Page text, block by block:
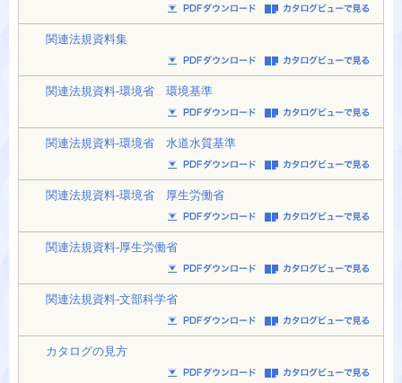
関連法規資料集
関連法規資料-環境省 環境基準
関連法規資料-環境省 水道水質基準
関連法規資料-環境省 厚生労働省
関連法規資料-厚生労働省
関連法規資料-文部科学省
カタログの見方